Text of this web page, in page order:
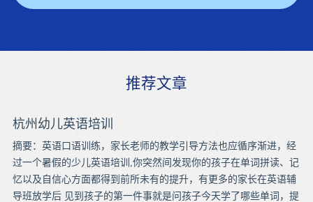
推荐文章
杭州幼儿英语培训
摘要：英语口语训练，家长老师的教学引导方法也应循序渐进，经
过一个暑假的少儿英语培训,你突然间发现你的孩子在单词拼读、记
忆以及自信心方面都得到前所未有的提升，有更多的家长在英语辅
导班放学后 见到孩子的第一件事就是问孩子今天学了哪些单词，提